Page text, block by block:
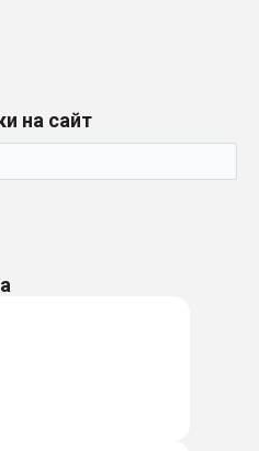
на сайт